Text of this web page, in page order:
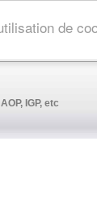
de
IGP, etc